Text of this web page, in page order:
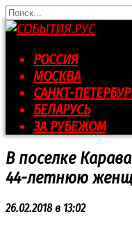
Перейти
к
контенту
Search
for:
РОССИЯ
МОСКВА
САНКТ-
БЕЛАРУСЬ
ЗА РУБЕЖОМ
В поселке
44-летнюю
26.02.2018 в 13:02